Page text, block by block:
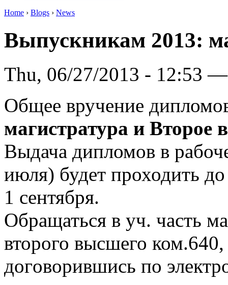
Home › Blogs › News
Выпускникам 2013:
Thu, 06/27/2013 - 12:53
Общее вручение
магистратура и Второе
Выдача дипломов в
июля) будет проходить
1 сентября.
Обращаться в уч. часть
второго высшего
договорившись по